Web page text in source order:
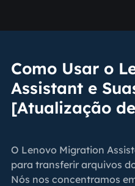
Como Usar o
Assistant e
[Atualização
O Lenovo Migration
para transferir arquivos
Nós nos concentramos